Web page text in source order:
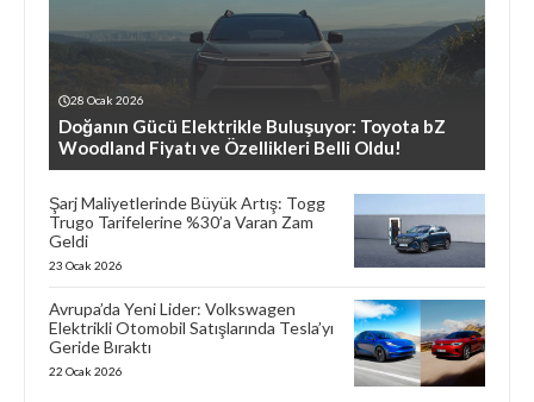
28 Ocak 2026
Doğanın Gücü Elektrikle Buluşuyor: Toyota bZ
Woodland Fiyatı ve Özellikleri Belli Oldu!
Şarj Maliyetlerinde Büyük Artış: Togg
Trugo Tarifelerine %30’a Varan Zam
Geldi
23 Ocak 2026
Avrupa’da Yeni Lider: Volkswagen
Elektrikli Otomobil Satışlarında Tesla’yı
Geride Bıraktı
22 Ocak 2026